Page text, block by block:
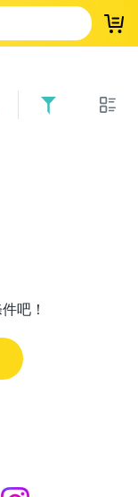
登
吧！